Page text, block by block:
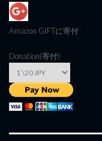
Amazon GIFTに寄付
Donation(寄付)